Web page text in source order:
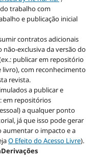
trabalho com
e publicação inicial
contratos adicionais
exclusiva da versão do
publicar em repositório
com reconhecimento
revista.
a publicar e
em repositórios
a qualquer ponto
já que isso pode gerar
aumentar o impacto e a
O Efeito do Acesso Livre).